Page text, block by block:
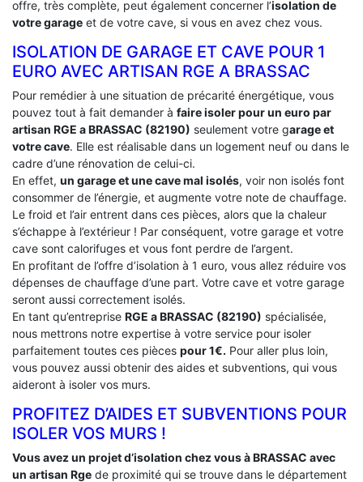
offre, très complète, peut également concerner l’isolation de
votre garage et de votre cave, si vous en avez chez vous.
ISOLATION DE GARAGE ET CAVE POUR 1
EURO AVEC ARTISAN RGE A BRASSAC
Pour remédier à une situation de précarité énergétique, vous
pouvez tout à fait demander à faire isoler pour un euro par
artisan RGE a BRASSAC (82190) seulement votre garage et
votre cave. Elle est réalisable dans un logement neuf ou dans le
cadre d’une rénovation de celui-ci.
En effet, un garage et une cave mal isolés, voir non isolés font
consommer de l’énergie, et augmente votre note de chauffage.
Le froid et l’air entrent dans ces pièces, alors que la chaleur
s’échappe à l’extérieur ! Par conséquent, votre garage et votre
cave sont calorifuges et vous font perdre de l’argent.
En profitant de l’offre d’isolation à 1 euro, vous allez réduire vos
dépenses de chauffage d’une part. Votre cave et votre garage
seront aussi correctement isolés.
En tant qu’entreprise RGE a BRASSAC (82190) spécialisée,
nous mettrons notre expertise à votre service pour isoler
parfaitement toutes ces pièces pour 1€. Pour aller plus loin,
vous pouvez aussi obtenir des aides et subventions, qui vous
aideront à isoler vos murs.
PROFITEZ D’AIDES ET SUBVENTIONS POUR
ISOLER VOS MURS !
Vous avez un projet d’isolation chez vous à BRASSAC avec
un artisan Rge de proximité qui se trouve dans le département